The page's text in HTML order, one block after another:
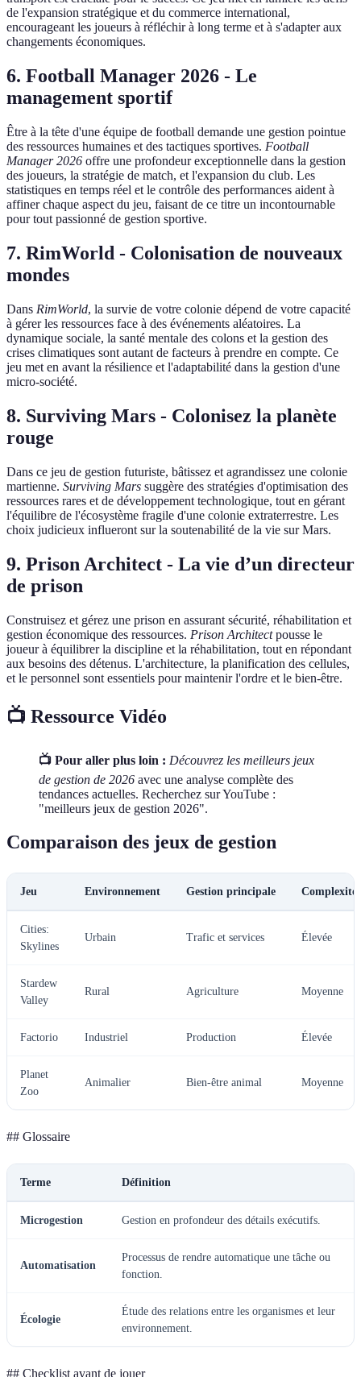
de l'expansion stratégique et du commerce international,
encourageant les joueurs à réfléchir à long terme et à s'adapter aux
changements économiques.
6. Football Manager 2026 - Le
management sportif
Être à la tête d'une équipe de football demande une gestion pointue
des ressources humaines et des tactiques sportives. Football
Manager 2026 offre une profondeur exceptionnelle dans la gestion
des joueurs, la stratégie de match, et l'expansion du club. Les
statistiques en temps réel et le contrôle des performances aident à
affiner chaque aspect du jeu, faisant de ce titre un incontournable
pour tout passionné de gestion sportive.
7. RimWorld - Colonisation de nouveaux
mondes
Dans RimWorld, la survie de votre colonie dépend de votre capacité
à gérer les ressources face à des événements aléatoires. La
dynamique sociale, la santé mentale des colons et la gestion des
crises climatiques sont autant de facteurs à prendre en compte. Ce
jeu met en avant la résilience et l'adaptabilité dans la gestion d'une
micro-société.
8. Surviving Mars - Colonisez la planète
rouge
Dans ce jeu de gestion futuriste, bâtissez et agrandissez une colonie
martienne. Surviving Mars suggère des stratégies d'optimisation des
ressources rares et de développement technologique, tout en gérant
l'équilibre de l'écosystème fragile d'une colonie extraterrestre. Les
choix judicieux influeront sur la soutenabilité de la vie sur Mars.
9. Prison Architect - La vie d’un directeur
de prison
Construisez et gérez une prison en assurant sécurité, réhabilitation et
gestion économique des ressources. Prison Architectpousse le
joueur à équilibrer la discipline et la réhabilitation, tout en répondant
aux besoins des détenus. L'architecture, la planification des cellules,
et le personnel sont essentiels pour maintenir l'ordre et le bien-être.
📺 Ressource Vidéo
📺 Pour aller plus loin : Découvrez les meilleurs jeux
de gestion de 2026 avec une analyse complète des
tendances actuelles. Recherchez sur YouTube :
"meilleurs jeux de gestion 2026".
Comparaison des jeux de gestion
Jeu Environnement Gestion principale Complexité
Cities:
Skylines
Urbain Trafic et services Élevée
Stardew
Valley
Rural Agriculture Moyenne
Factorio Industriel Production Élevée
Planet
Zoo
Animalier Bien-être animal Moyenne
## Glossaire
Terme Définition
Microgestion Gestion en profondeur des détails exécutifs.
Automatisation
Processus de rendre automatique une tâche ou
fonction.
Écologie
Étude des relations entre les organismes et leur
environnement.
## Checklist avant de jouer